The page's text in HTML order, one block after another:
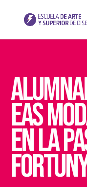
EAS
en la